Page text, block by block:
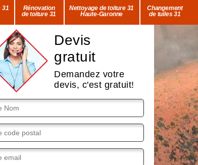
31
Rénovation
de toiture 31
Nettoyage de toiture 31
Haute-Garonne
Changement
de tuiles 31
Devis
gratuit
Demandez votre
devis, c'est gratuit!